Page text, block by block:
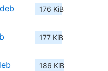
176 KiB
177 KiB
186 KiB